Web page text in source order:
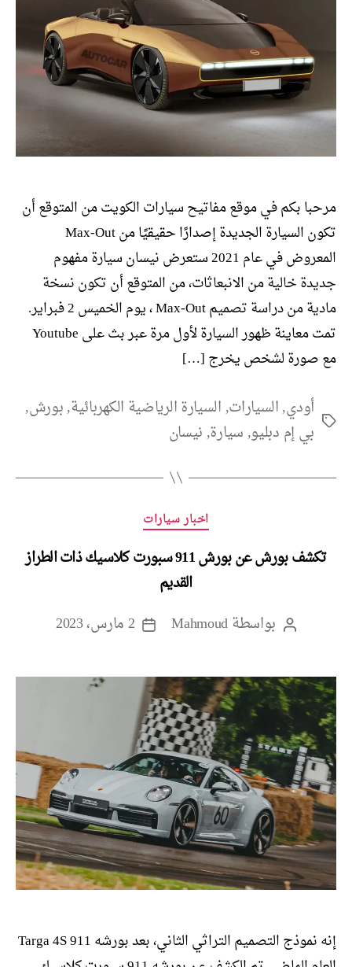
مرحبا بكم في موقع مفاتيح سيارات الكويت من المتوقع أن
تكون السيارة الجديدة إصدارًا حقيقيًا من Max-Out
المعروض في عام 2021 ستعرض نيسان سيارة مفهوم
جديدة خالية من الانبعاثات، من المتوقع أن تكون نسخة
مادية من دراسة تصميم Max-Out ، يوم الخميس 2 فبراير.
تمت معاينة ظهور السيارة لأول مرة عبر بث على Youtube
مع صورة لشخص يخرج […]
الوسوم
أودي,السيارات,السيارة الرياضية الكهربائية,بورش,
بي إم دبليو,سيارة,نيسان
التصنيفات
اخبار سيارات
تكشف بورش عن بورش 911 سبورت كلاسيك ذات الطراز
القديم
كاتببواسطةMahmoud
تاريخ
2 مارس، 2023
إنه نموذج التصميم التراثي الثاني، بعد بورشه 911 Targa 4S